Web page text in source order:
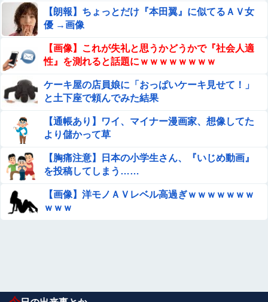
【朗報】ちょっとだけ『本田翼』に似てるＡＶ女
優 →画像
【画像】これが失礼と思うかどうかで『社会人適
性』を測れると話題にｗｗｗｗｗｗｗｗ
ケーキ屋の店員娘に「おっぱいケーキ見せて！」
と土下座で頼んでみた結果
【通帳あり】ワイ、マイナー漫画家、想像してた
より儲かって草
【胸痛注意】日本の小学生さん、『いじめ動画』
を投稿してしまう……
【画像】洋モノＡＶレベル高過ぎｗｗｗｗｗｗｗ
ｗｗｗ